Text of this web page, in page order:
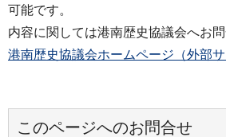
可能です。
内容に関しては港南歴史協議会へお問
港南歴史協議会ホームページ（外部サ
このページへのお問合せ